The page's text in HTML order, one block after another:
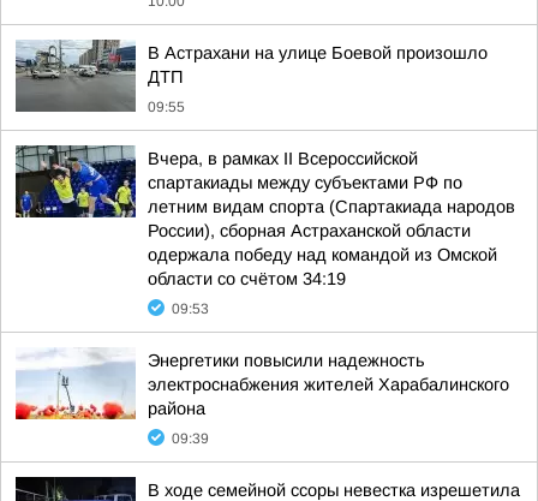
В Астрахани на улице Боевой произошло
ДТП
09:55
Вчера, в рамках II Всероссийской
спартакиады между субъектами РФ по
летним видам спорта (Спартакиада народов
России), сборная Астраханской области
одержала победу над командой из Омской
области со счётом 34:19
09:53
Энергетики повысили надежность
электроснабжения жителей Харабалинского
района
09:39
В ходе семейной ссоры невестка изрешетила